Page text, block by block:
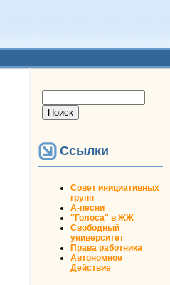
Ссылки
Совет инициативных
групп
А-песни
"Голоса" в ЖЖ
Свободный
университет
Права работника
Автономное
Действие